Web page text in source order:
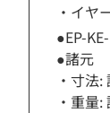
・イヤ
●EP-
●諸元
・寸法:
・重量: